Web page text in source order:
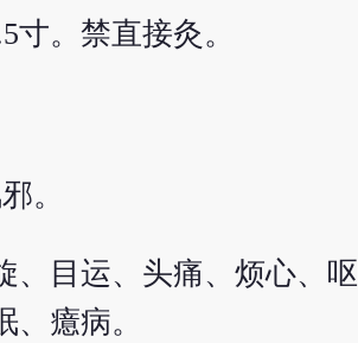
寸。禁直接灸。
。
、目运、头痛、烦心、
、癔病。